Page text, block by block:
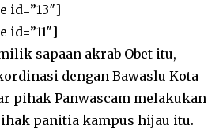
id=”13″]
sapaan akrab Obet itu,
dengan Bawaslu Kota
pihak Panwascam melakukan
panitia kampus hijau itu.